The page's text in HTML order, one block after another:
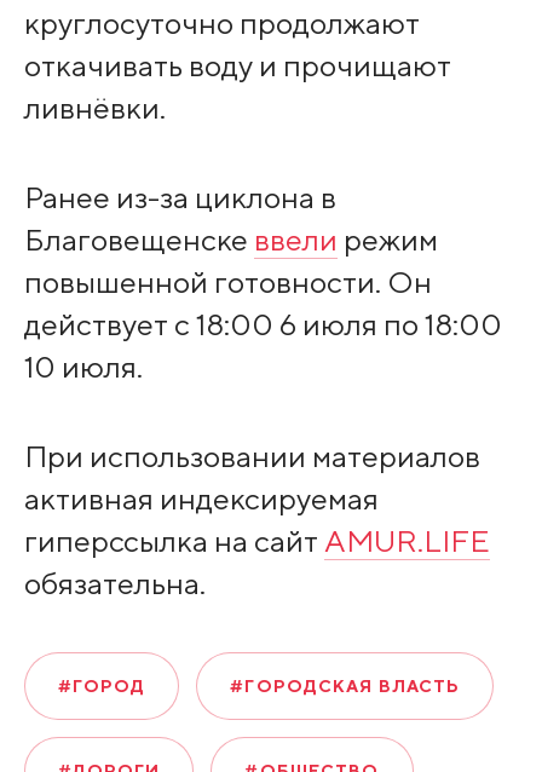
круглосуточно продолжают
откачивать воду и прочищают
ливнёвки.
Ранее из-за циклона в
Благовещенске ввели режим
повышенной готовности. Он
действует с 18:00 6 июля по 18:00
10 июля.
При использовании материалов
активная индексируемая
гиперссылка на сайт AMUR.LIFE
обязательна.
#ГОРОД #ГОРОДСКАЯ ВЛАСТЬ